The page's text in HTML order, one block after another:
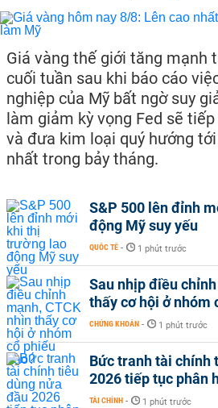
Giá vàng thế giới tăng mạnh
cuối tuần sau khi báo cáo
nghiệp của Mỹ bất ngờ suy
làm giảm kỳ vọng Fed sẽ
và đưa kim loại quý hướng
nhất trong bảy tháng.
S&P 500 lên đỉnh
động Mỹ suy yếu
QUỐC TẾ - 1 phút trước
Sau nhịp điều
thấy cơ hội ở nhóm
CHỨNG KHOÁN - 1 phút trước
Bức tranh tài chính
2026 tiếp tục phân
TÀI CHÍNH - 1 phút trước